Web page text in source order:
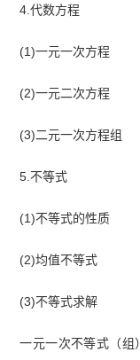
4.代数方程
(1)一元一次方程
(2)一元二次方程
(3)二元一次方程组
5.不等式
(1)不等式的性质
(2)均值不等式
(3)不等式求解
一元一次不等式（组